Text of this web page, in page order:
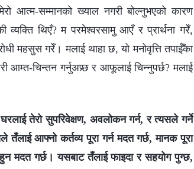
आत्म-सम्मानको ख्याल नगरी बोल्नुभएको कारण
व्यक्ति थिएँ? म परमेश्‍वरसामु आएँ र प्रार्थना गरेँ,
महसुस गरेँ। मलाई थाहा छ, यो मनोवृत्ति तपाईँका
चिन्तन गर्नुअप्र्छ र आफूलाई चिन्नुपर्छ? मलाई
तेरो सुपरिवेक्षण, अवलोकन गर्न, र त्यसले गर्ने
तँलाई आफ्नो कर्तव्य पूरा गर्न मदत गर्छ, मानक पूरा
हुन मदत गर्छ। यसबाट तँलाई फाइदा र सहयोग पुग्छ,